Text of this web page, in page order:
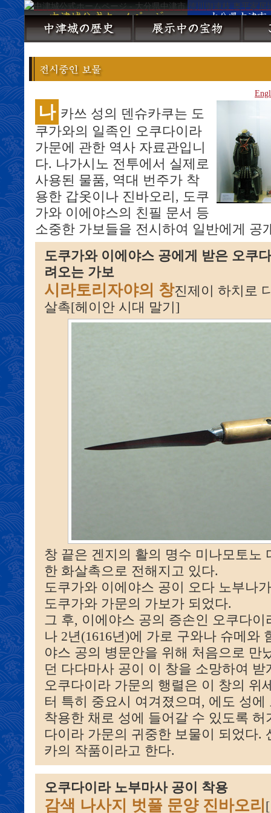
나 카쓰 성의 덴슈카쿠는 도
쿠가와의 일족인 오쿠다이라
가문에 관한 역사 자료관입니
다. 나가시노 전투에서 실제로
사용된 물품, 역대 번주가 착
용한 갑옷이나 진바오리, 도쿠
가와 이에야스의 친필 문서 등
소중한 가보들을 전시하여 일반에게 공
도쿠가와 이에야스 공에게 받은 오쿠
려오는 가보
시라토리자야의 창진제이 하치로
살촉[헤이안 시대 말기]
창 끝은 겐지의 활의 명수 미나모토노
한 화살촉으로 전해지고 있다.
도쿠가와 이에야스 공이 오다 노부나
도쿠가와 가문의 가보가 되었다.
그 후, 이에야스 공의 증손인 오쿠다
나 2년(1616년)에 가로 구와나 슈메와
야스 공의 병문안을 위해 처음으로 만
던 다다마사 공이 이 창을 소망하여 받
오쿠다이라 가문의 행렬은 이 창의 위
터 특히 중요시 여겨졌으며, 에도 성
착용한 채로 성에 들어갈 수 있도록
다이라 가문의 귀중한 보물이 되었다.
카의 작품이라고 한다.
오쿠다이라 노부마사 공이 착용
감색 나사지 벗풀 문양 진바오리